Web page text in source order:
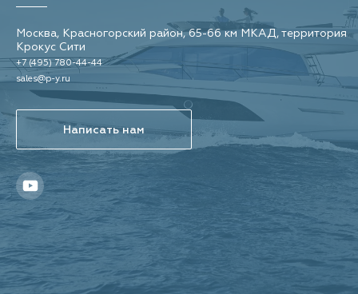
Москва, Красногорский район, 65-66 км МКАД, территория
Крокус Сити
+7 (495) 780-44-44
sales@p-y.ru
Написать нам